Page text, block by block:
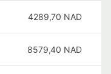
4289,70 NAD
8579,40 NAD